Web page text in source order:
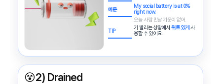
예문
My social battery is at 0%
right now.
오늘 사람 만날 기운이 없어.
TIP
기 빨리는 상황에서위트 있게사
용할 수 있어요.
😵2) Drained